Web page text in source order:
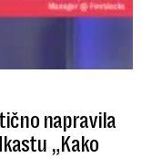
napravila
„Kako